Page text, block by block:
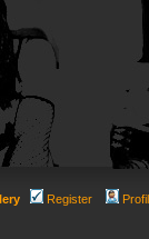
Register